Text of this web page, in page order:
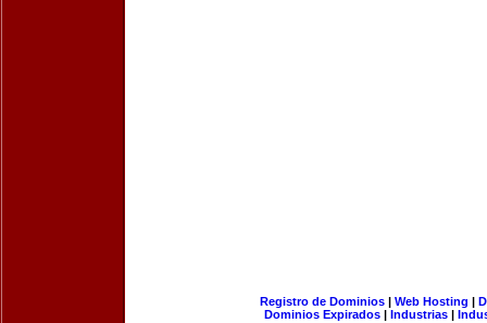
Registro de Dominios| Web Hosting |
Dominios Expirados | Industrias |